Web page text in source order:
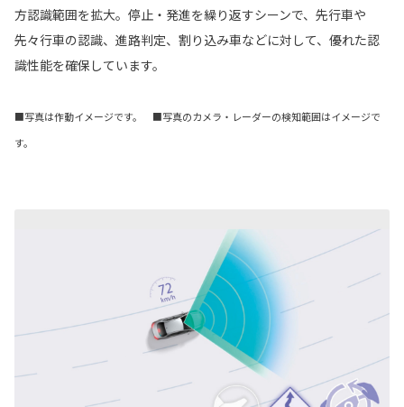
方認識範囲を拡大。停止・発進を繰り返すシーンで、先行車や
先々行車の認識、進路判定、割り込み車などに対して、優れた認
識性能を確保しています。
■写真は作動イメージです。 ■写真のカメラ・レーダーの検知範囲はイメージで
す。